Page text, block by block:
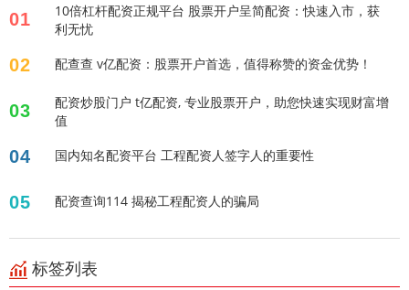
01
10倍杠杆配资正规平台 股票开户呈简配资：快速入市，获
利无忧
02 配查查 v亿配资：股票开户首选，值得称赞的资金优势！
03
配资炒股门户 t亿配资, 专业股票开户，助您快速实现财富增
值
04 国内知名配资平台 工程配资人签字人的重要性
05 配资查询114 揭秘工程配资人的骗局
标签列表